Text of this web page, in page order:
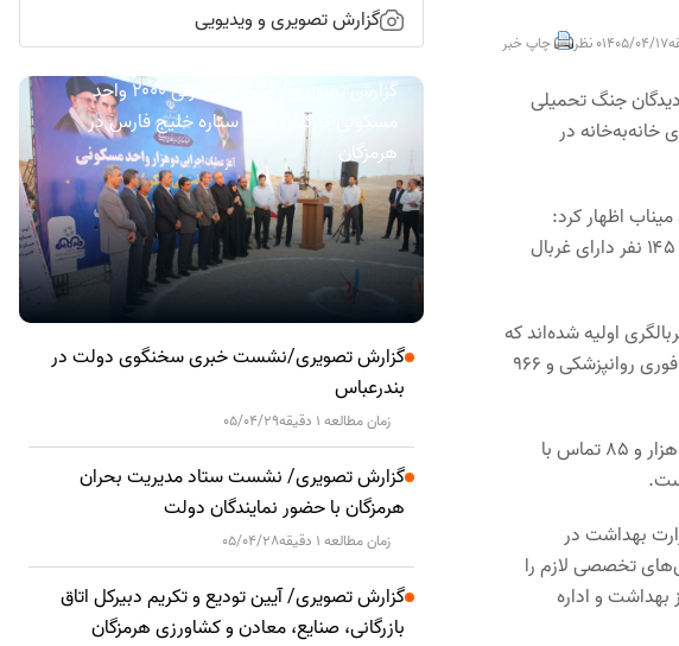
1405/04/170 نظر چاپ خبر
جنگ تحمیلی
خانه‌به‌خانه در
طرح غربالگری خانه‌به‌خانه از چهارم خرداد ۱۴۰۵ در شهرستان میناب اظهار کرد:
تاکنون ۶۸۶ خانوار در این شهرستان مورد غربالگری قرار گرفته‌اند که در مجموع ۲ هزار و ۹۰۵ نفر ارزیابی شده‌اند. از این تعداد، ۱۴۵ نفر دارای غربال
از عملکرد ۱۶ هفته اجرای این برنامه در سطح استان افزود: در این مدت ۲۹ هزار و ۸۵ نفر غربالگری اولیه شده‌اند که
از این میان، یک‌هزار و ۹۹۸ نفر دارای غربال مثبت بوده‌اند. همچنین ۱۴۴ نفر به خدمات مددکاری اجتماعی، ۵۸۷ نفر به ارجاع فوری روانپزشکی و ۹۶۶
وی ادامه داد: در راستای آموزش و اطلاع‌رسانی، یک‌هزار و ۳۹۷ رسانه آموزشی سلامت روان میان جامعه هدف توزیع شده و ۴ هزار و ۸۵ تماس با
بهداشت در
آموزش‌های تخصصی لازم را
و اداره
گزارش تصویری و ویدیویی
گزارش تصویری/ آیین کلنگ زنی ۲۰۰۰ واحد
مسکونی کارکنان نفت ستاره خلیج فارس در
هرمزگان
گزارش تصویری/نشست خبری سخنگوی دولت در
بندرعباس
زمان مطالعه 1 دقیقه 05/04/29
گزارش تصویری/ نشست ستاد مدیریت بحران
هرمزگان با حضور نمایندگان دولت
زمان مطالعه 1 دقیقه 05/04/28
گزارش تصویری/ آیین تودیع و تکریم دبیرکل اتاق
بازرگانی، صنایع، معادن و کشاورزی هرمزگان